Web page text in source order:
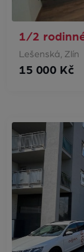
1/2
Lešenská, Zlín
15 000 Kč